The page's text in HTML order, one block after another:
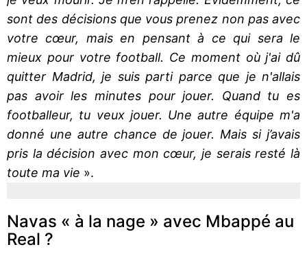
sont des décisions que vous prenez non pas avec
votre cœur, mais en pensant à ce qui sera le
mieux pour votre football. Ce moment où j'ai dû
quitter Madrid, je suis parti parce que je n'allais
pas avoir les minutes pour jouer. Quand tu es
footballeur, tu veux jouer. Une autre équipe m'a
donné une autre chance de jouer. Mais si j’avais
pris la décision avec mon cœur, je serais resté là
toute ma vie ».
Navas « à la nage » avec Mbappé au
Real ?